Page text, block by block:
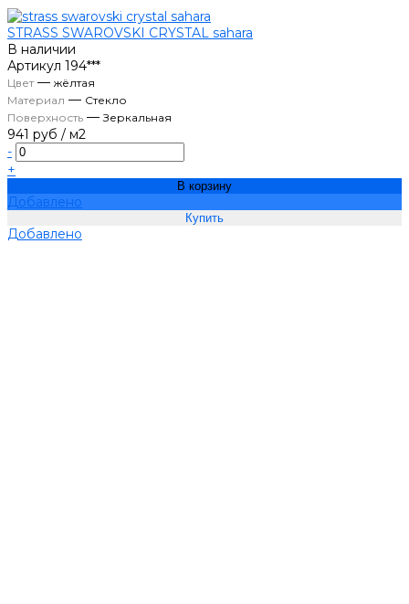
STRASS SWAROVSKI CRYSTAL sahara
В наличии
Артикул 194***
Цвет— жёлтая
Материал — Стекло
Поверхность —Зеркальная
941 руб / м2
-
+
В корзину
Добавлено
Добавлено